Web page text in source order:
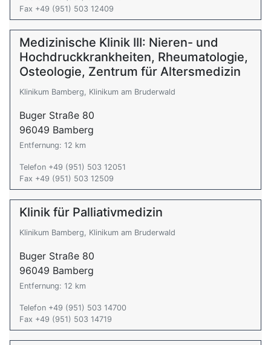
Fax +49 (951) 503 12409
Medizinische Klinik III: Nieren- und
Hochdruckkrankheiten, Rheumatologie,
Osteologie, Zentrum für Altersmedizin
Klinikum Bamberg, Klinikum am Bruderwald
Buger Straße 80
96049 Bamberg
Entfernung: 12 km
Telefon +49 (951) 503 12051
Fax +49 (951) 503 12509
Klinik für Palliativmedizin
Klinikum Bamberg, Klinikum am Bruderwald
Buger Straße 80
96049 Bamberg
Entfernung: 12 km
Telefon +49 (951) 503 14700
Fax +49 (951) 503 14719